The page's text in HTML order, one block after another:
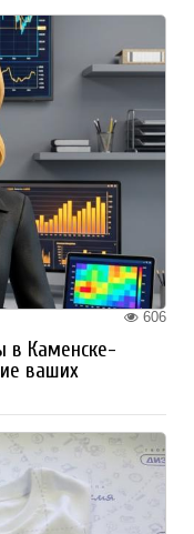
606
в Каменске-
ваших